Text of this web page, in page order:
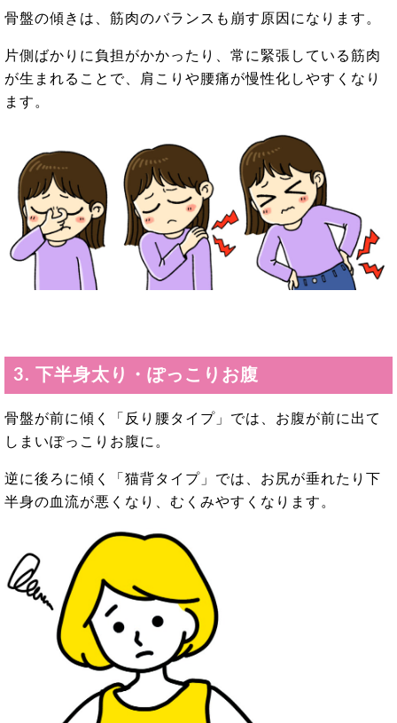
骨盤の傾きは、筋肉のバランスも崩す原因になります。
片側ばかりに負担がかかったり、常に緊張している筋肉
が生まれることで、肩こり や腰痛が慢性化しやすくなり
ます。
3. 下半身太り・ぽっこりお腹
骨盤が前に傾く「反り腰タイプ」では、お腹が前に出て
しまいぽっこりお腹に。
逆に後ろに傾く「猫背タイプ」では、お尻が垂れたり下
半身の血流が悪くなり、むくみやすくなります。